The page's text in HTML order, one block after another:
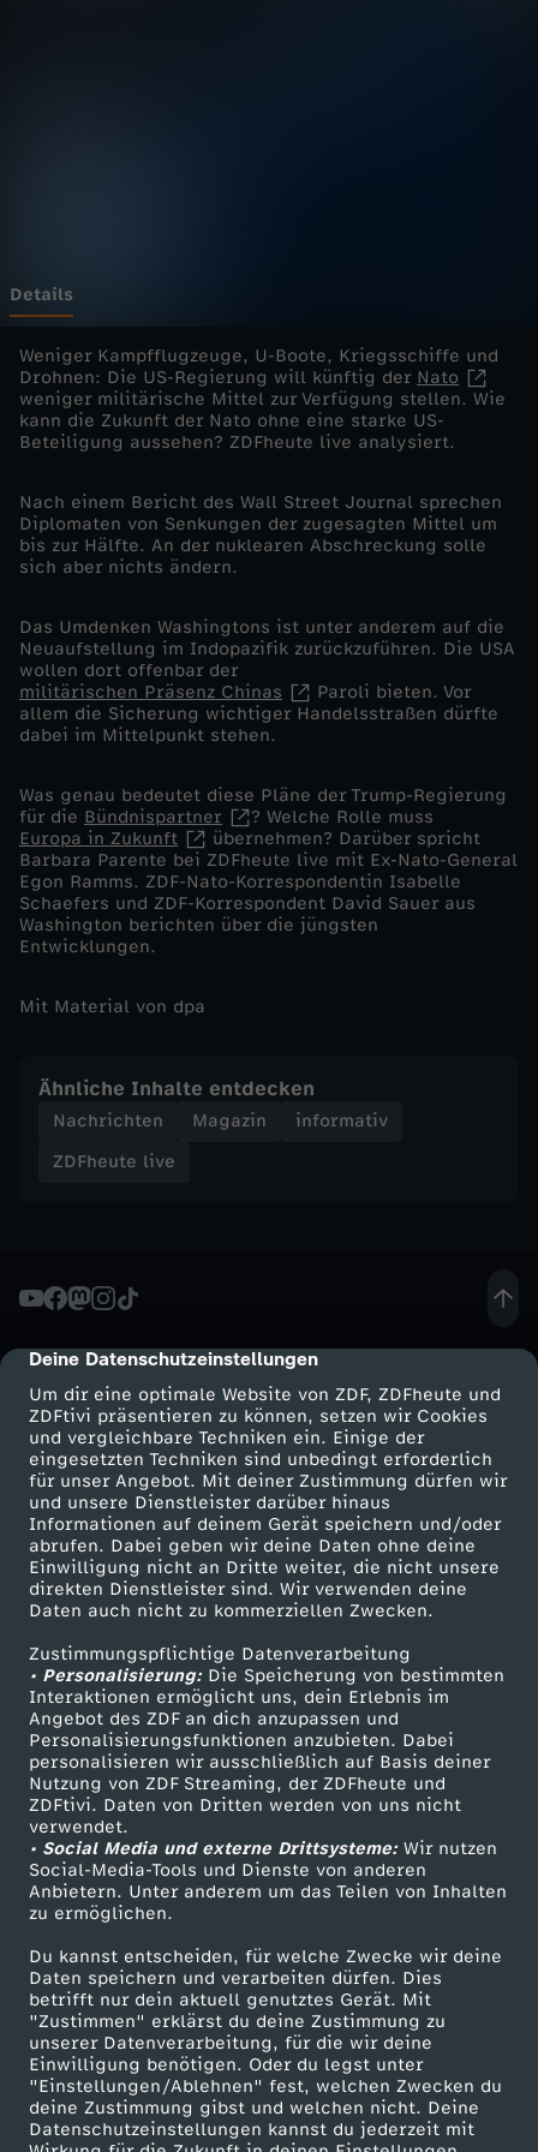
cmp-dialog-description
Deine Datenschutzeinstellungen
Um dir eine optimale Website von ZDF, ZDFheute und
ZDFtivi präsentieren zu können, setzen wir Cookies
und vergleichbare Techniken ein. Einige der
eingesetzten Techniken sind unbedingt erforderlich
für unser Angebot. Mit deiner Zustimmung dürfen wir
und unsere Dienstleister darüber hinaus
Informationen auf deinem Gerät speichern und/oder
abrufen. Dabei geben wir deine Daten ohne deine
Einwilligung nicht an Dritte weiter, die nicht unsere
direkten Dienstleister sind. Wir verwenden deine
Daten auch nicht zu kommerziellen Zwecken.
Zustimmungspflichtige Datenverarbeitung
• Personalisierung:Die Speicherung von bestimmten
Interaktionen ermöglicht uns, dein Erlebnis im
Angebot des ZDF an dich anzupassen und
Personalisierungsfunktionen anzubieten. Dabei
personalisieren wir ausschließlich auf Basis deiner
Nutzung von ZDF Streaming, der ZDFheute und
ZDFtivi. Daten von Dritten werden von uns nicht
verwendet.
• Social Media und externe Drittsysteme:Wir nutzen
Social-Media-Tools und Dienste von anderen
Anbietern. Unter anderem um das Teilen von Inhalten
zu ermöglichen.
Du kannst entscheiden, für welche Zwecke wir deine
Daten speichern und verarbeiten dürfen. Dies
betrifft nur dein aktuell genutztes Gerät. Mit
"Zustimmen" erklärst du deine Zustimmung zu
unserer Datenverarbeitung, für die wir deine
Einwilligung benötigen. Oder du legst unter
"Einstellungen/Ablehnen" fest, welchen Zwecken du
deine Zustimmung gibst und welchen nicht. Deine
Datenschutzeinstellungen kannst du jederzeit mit
-
K
a
n
i
e
a
t
o
o
n
e
r
u
m
p
?
Details
Weniger Kampfflugzeuge, U-Boote, Kriegsschiffe und
Drohnen: Die US-Regierung will künftig der Nato
weniger militärische Mittel zur Verfügung stellen. Wie
kann die Zukunft der Nato ohne eine starke US-
Beteiligung aussehen? ZDFheute live analysiert.
Nach einem Bericht des Wall Street Journal sprechen
Diplomaten von Senkungen der zugesagten Mittel um
bis zur Hälfte. An der nuklearen Abschreckung solle
sich aber nichts ändern.
Das Umdenken Washingtons ist unter anderem auf die
Neuaufstellung im Indopazifik zurückzuführen. Die USA
wollen dort offenbar der
militärischen Präsenz Chinas
Paroli bieten. Vor
allem die Sicherung wichtiger Handelsstraßen dürfte
dabei im Mittelpunkt stehen.
Was genau bedeutet diese Pläne der Trump-Regierung
für die Bündnispartner
? Welche Rolle muss
Europa in Zukunft
übernehmen? Darüber spricht
Barbara Parente bei ZDFheute live mit Ex-Nato-General
Egon Ramms. ZDF-Nato-Korrespondentin Isabelle
Schaefers und ZDF-Korrespondent David Sauer aus
Washington berichten über die jüngsten
Entwicklungen.
Mit Material von dpa
Ähnliche Inhalte entdecken
Nachrichten Magazin
informativ
ZDFheute live
Mehr ZDF
ZDF-Apps
Smart TV
ZDFtext
Livestreams
Sendungen A-Z
TV-Programm
Service
ZDFmitreden
Kontakt zum ZDF
Tickets
Zuschauerservice
Hilfe
ZDF Unternehmen
Karriere
ZDF goes Schule
Werbefernsehen
Mainzelmännchen